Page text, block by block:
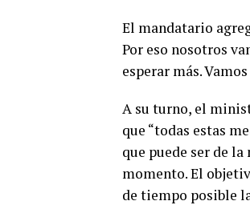
El mandatario
Por eso nosotros
esperar más.
A su turno, el
que “todas estas
que puede ser de
momento. El
de tiempo posible